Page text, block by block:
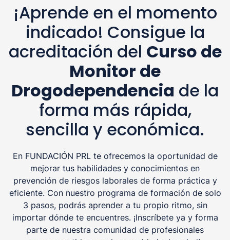
¡Aprende en el momento
indicado! Consigue la
acreditación del Curso de
Monitor de
Drogodependencia de la
forma más rápida,
sencilla y económica.
En FUNDACIÓN PRL te ofrecemos la oportunidad de
mejorar tus habilidades y conocimientos en
prevención de riesgos laborales de forma práctica y
eficiente. Con nuestro programa de formación de solo
3 pasos, podrás aprender a tu propio ritmo, sin
importar dónde te encuentres. ¡Inscríbete ya y forma
parte de nuestra comunidad de profesionales